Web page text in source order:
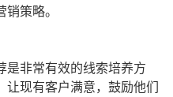
策略。
是非常有效的线索培养方
让现有客户满意，鼓励他们